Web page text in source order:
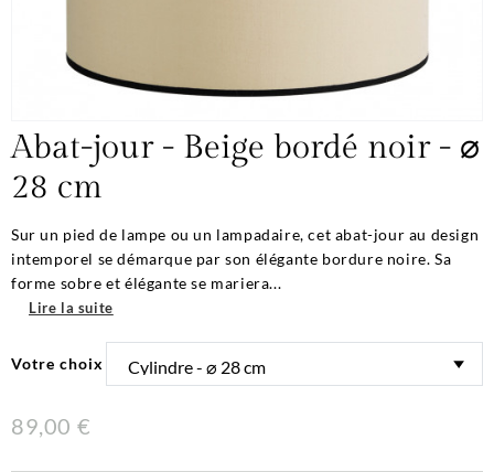
Abat-jour - Beige bordé noir - ⌀
28 cm
Sur un pied de lampe ou un lampadaire, cet abat-jour au design
intemporel se démarque par son élégante bordure noire. Sa
forme sobre et élégante se mariera...
Lire la suite
Votre choix
89,00 €